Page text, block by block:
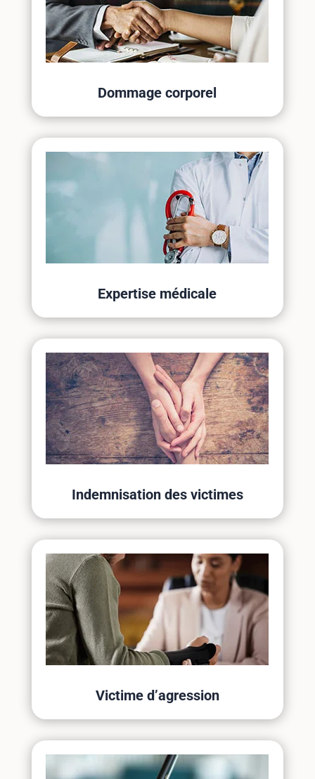
Dommage corporel
Expertise médicale
Indemnisation des victimes
Victime d’agression